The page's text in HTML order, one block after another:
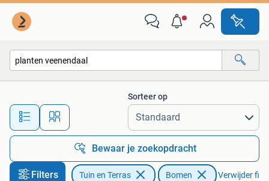
Alle afstanden…
Sorteer op
Bewaar je zoekopdracht
Filters Tuin en Terras Bomen Verwijder